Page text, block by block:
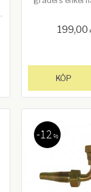
till i favoriter
199,00
KÖP
12 %